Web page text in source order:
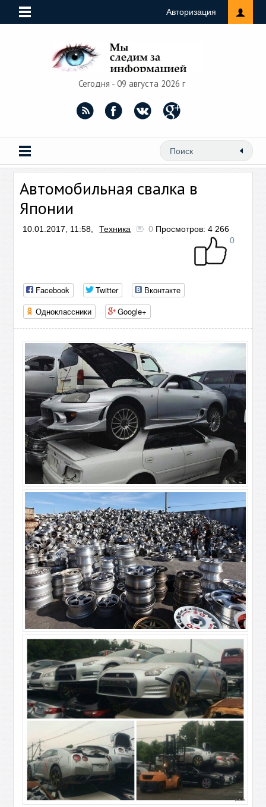
Авторизация
Сегодня - 09 августа 2026 г
Автомобильная свалка в
Японии
10.01.2017, 11:58, Техника 0 Просмотров: 4 266
0
Facebook Twitter
Вконтакте
Одноклассники
Google+